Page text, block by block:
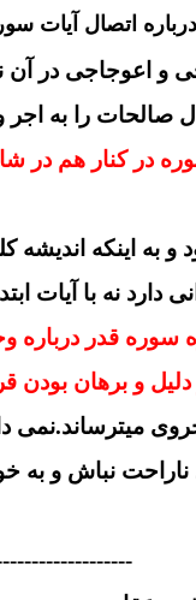
درباره اتصال آیات سوره کهف
صالحات را به
در کنار هم در
به اینکه
دارد نه با آیات
سوره قدر
و برهان بودن
ناراحت نباش